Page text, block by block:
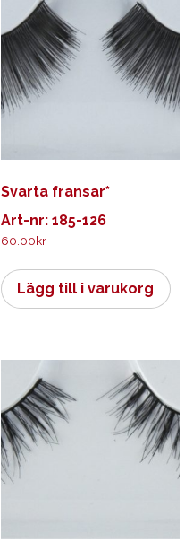
Svarta fransar*
Art-nr: 185-126
60.00kr
Lägg till i varukorg